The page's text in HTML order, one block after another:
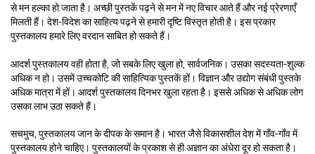
से मन हल्का हो जाता है। अच्छी पुस्तकें पढ़ने से मन में नए विचार आते हैं और नई प्रेरणाएँ
मिलती हैं। देश-विदेश का साहित्य पढ़ने से हमारी दृष्टि विस्तृत होती है। इस प्रकार
पुस्तकालय हमारे लिए वरदान साबित हो सकते हैं।
आदर्श पुस्तकालय वही होता है, जो सबके लिए खुला हो, सार्वजनिक। उसका सदस्यता-शुल्क
अधिक न हो। उसमें उच्चकोटि की साहित्यिक पुस्तकें हों। विज्ञान और उद्योग संबंधी पुस्तके
अधिक मात्रा में हों। आदर्श पुस्तकालय दिनभर खुला रहता है। इससे अधिक से अधिक लोग
उसका लाभ उठा सकते हैं।
सचमुच, पुस्तकालय जान के दीपक के समान है। भारत जैसे विकासशील देश में गाँव-गाँव में
पुस्तकालय होने चाहिए। पुस्तकालयों के प्रकाश से ही अज्ञान का अंधेरा दूर हो सकता है।